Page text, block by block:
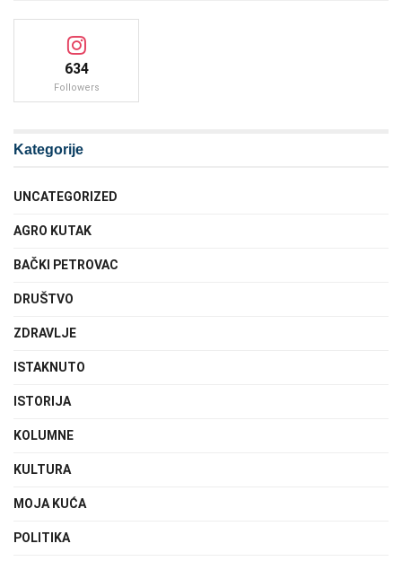
634
Followers
Kategorije
UNCATEGORIZED
AGRO KUTAK
BAČKI PETROVAC
DRUŠTVO
ZDRAVLJE
ISTAKNUTO
ISTORIJA
KOLUMNE
KULTURA
MOJA KUĆA
POLITIKA